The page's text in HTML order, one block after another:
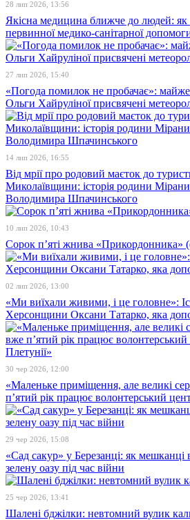
28 лип 2026, 13:56
Якісна медицина ближче до людей: як
первинної медико-санітарної
27 лип 2026, 15:40
«Погода помилок не пробачає»: майже
Ольги Хайруліної присвячені
14 лип 2026, 16:55
Від мрії про родовий маєток до
Миколаївщини: історія родини Мірани
Володимира Шпачинського
10 лип 2026, 10:43
Сорок п’яті жнива «Прикордонника»
02 лип 2026, 13:00
«Ми виїхали живими, і це головне»:
Херсонщини Оксани Татарко, яка
30 чер 2026, 12:00
«Маленьке приміщення, але великі
п’ятий рік працює волонтерський
29 чер 2026, 15:08
«Сад сакур» у Березанці: як мешканці
зелену оазу під час війни
25 чер 2026, 13:41
Шалені бджілки: невтомний вулик